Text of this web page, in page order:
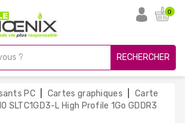
0
RECHERCHER
PC Cartes graphiques
Carte
SLTC1GD3-L High Profile 1Go GDDR3